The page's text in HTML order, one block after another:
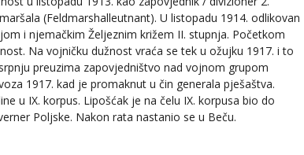
(Feldmarshalleutnant). U listopadu 1914. odlikovan
i njemačkim Željeznim križem II. stupnja. Početkom
Na vojničku dužnost vraća se tek u ožujku 1917. i to
preuzima zapovjedništvo nad vojnom grupom
1917. kad je promaknut u čin generala pješaštva.
u IX. korpus. Lipošćak je na čelu IX. korpusa bio do
Poljske. Nakon rata nastanio se u Beču.